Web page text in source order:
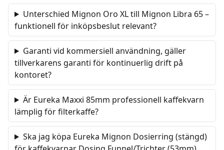
Unterschied Mignon Oro XL till Mignon Libra 65 –
funktionell för inköpsbeslut relevant?
Garanti vid kommersiell användning, gäller
tillverkarens garanti för kontinuerlig drift på
kontoret?
Är Eureka Maxxi 85mm professionell kaffekvarn
lämplig för filterkaffe?
Ska jag köpa Eureka Mignon Dosierring (stängd)